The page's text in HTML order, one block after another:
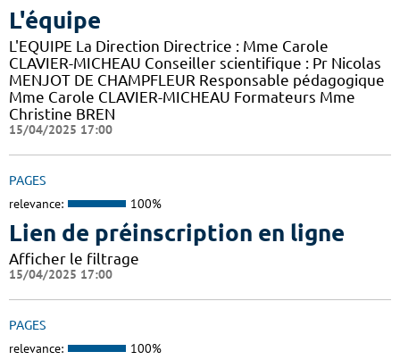
L'équipe
L'EQUIPE La Direction Directrice : Mme Carole
CLAVIER-MICHEAU Conseiller scientifique : Pr Nicolas
MENJOT DE CHAMPFLEUR Responsable pédagogique
Mme Carole CLAVIER-MICHEAU Formateurs Mme
Christine BREN
15/04/2025 17:00
PAGES
relevance: 100%
Lien de préinscription en ligne
Afficher le filtrage
15/04/2025 17:00
PAGES
relevance: 100%